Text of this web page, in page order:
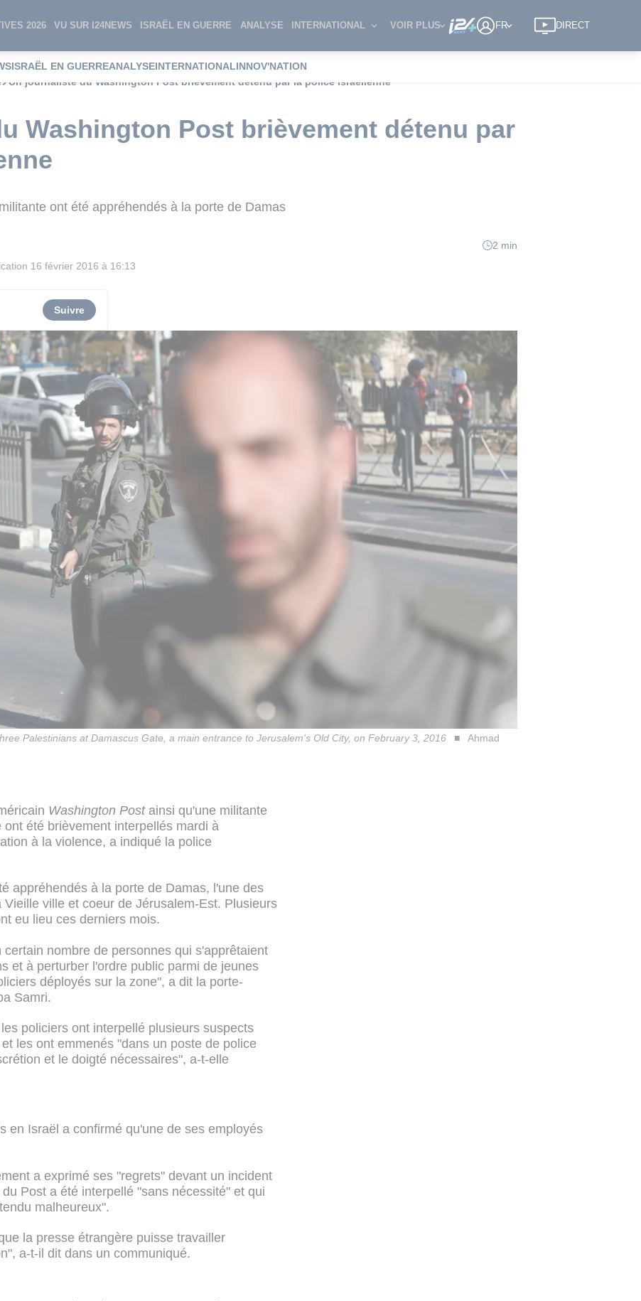
2026 VU SUR I24NEWS ISRAËL EN GUERRE ANALYSE INTERNATIONAL VOIR PLUS FR DIRECT
ISRAËL EN GUERREANALYSEINTERNATIONALINNOV'NATION
Un journaliste du Washington Post brièvement détenu par la police israélienne
Washington Post brièvement détenu par
ont été appréhendés à la porte de Damas
2 min
16 février 2016 à 16:13
Suivre
Palestinians at Damascus Gate, a main entrance to Jerusalem's Old City, on February 3, 2016
Ahmad
Washington Postainsi qu'une militante
été brièvement interpellés mardi à
à la violence, a indiqué la police
appréhendés à la porte de Damas, l'une des
ville et coeur de Jérusalem-Est. Plusieurs
eu lieu ces derniers mois.
nombre de personnes qui s'apprêtaient
et à perturber l'ordre public parmi de jeunes
déployés sur la zone", a dit la porte-
Samri.
policiers ont interpellé plusieurs suspects
les ont emmenés "dans un poste de police
et le doigté nécessaires", a-t-elle
en Israël a confirmé qu'une de ses employés
a exprimé ses "regrets" devant un incident
Post a été interpellé "sans nécessité" et qui
malheureux".
la presse étrangère puisse travailler
a-t-il dit dans un communiqué.